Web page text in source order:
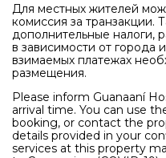
Для местных жителей
комиссия за транзакции.
дополнительные налоги,
в зависимости от
взимаемых платежах
размещения.
Please inform Guanaaní
arrival time. You can use
booking, or contact the
details provided in your
services at this property